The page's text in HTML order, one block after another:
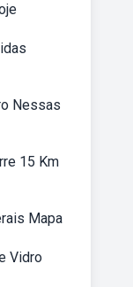
Nessas
15 Km
Mapa
Vidro